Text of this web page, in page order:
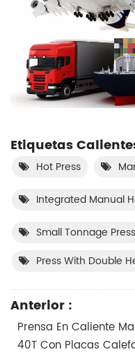
Etiquetas
Hot Press
Integrated Manual
Small Tonnage Press
Press With Double
Anterior :
Prensa En Caliente
40T Con Placas